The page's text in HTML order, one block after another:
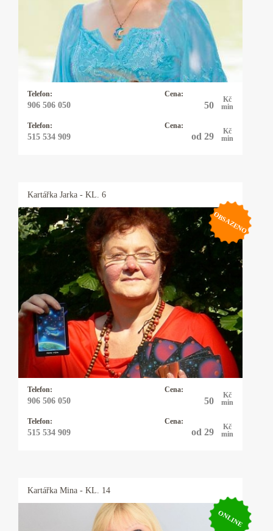
Telefon:
906 506 050
Cena:
50
Kč
min
Telefon:
515 534 909
Cena:
od 29
Kč
min
lásky k lidem. Již jako malá jsem vnímala
duchovní svět. Víly a andělé byli mými
kamarády. Později, kdy jsem začala viděla
různé souvislosti mezi nebem a zemí, vždy byli
tito duchovní průvodci se mnou.
Kartářka Jarka - KL. 6
OBSAZENO
Telefon:
906 506 050
Cena:
50
Kč
min
Telefon:
515 534 909
Cena:
od 29
Kč
min
Kartářka Jarka
Výklad tarotových karet, andělský tarot,
jasnovidění a jasnocítění, automatická kresba,
práce s anděly a archanděly, a také sestavování
andělských rituálů. Zaměřuji se i na Minulé
životy. Mohou pomoci rozklíčovat ten život
současný a odpovědět na známé „PROČ“.
Kartářka Mina - KL. 14
ONLINE